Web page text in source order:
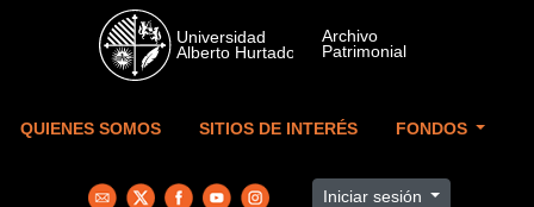
Skip to main content
QUIENES SOMOS SITIOS DE INTERÉS FONDOS
Iniciar sesión